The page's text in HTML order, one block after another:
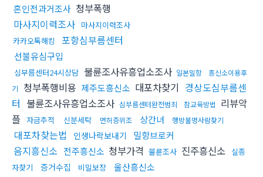
혼인전과거조사 청부폭행
마사지이력조사 마사지이력조사
카카오톡해킹
포항심부름센터
선불유심구입
심부름센터24시상담 불륜조사유흥업소조사 일본밀항
흥신소이용후
기
청부폭행비용 제주도흥신소 대포차찾기 경상도심부름센
터 불륜조사유흥업소조사 심부름센터완전범죄 참교육방법
리뷰악
플 자금추적 신분세탁 면허증위조 상간녀 행방불명사람찾기
대포차찾는법 인생나락보내기 밀항브로커
음지흥신소 전주흥신소 청부가격 불륜조사 진주흥신소 실종
자찾기
증거수집 비밀보장 울산흥신소